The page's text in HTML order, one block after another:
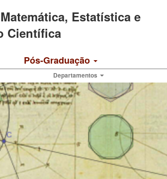
Estatística e
Científica
Pós-Graduação
Departamentos